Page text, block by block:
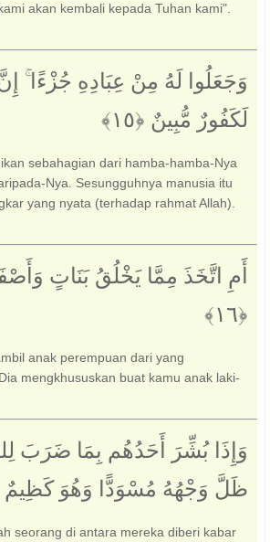
akan kembali kepada Tuhan kami".
وَجَعَلُوا لَهُ مِنْ عِبَادِهِ جُزْءًا
لَكَفُورٌ مُّبِينٌ ‎﴿١٥﴾‏
sebahagian dari hamba-hamba-Nya
Nya. Sesungguhnya manusia itu
yang nyata (terhadap rahmat Allah).
أَمِ اتَّخَذَ مِمَّا يَخْلُقُ بَنَاتٍ
anak perempuan dari yang
mengkhususkan buat kamu anak laki-
وَإِذَا بُشِّرَ أَحَدُهُم بِمَا ضَرَبَ
ظَلَّ وَجْهُهُ مُسْوَدًّا وَهُوَ كَظِيمٌ ‎﴿١٧﴾‏
seorang di antara mereka diberi kabar